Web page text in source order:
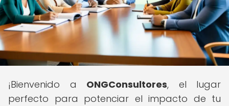
¡Bienvenido a ONGConsultores, el lugar
perfecto para potenciar el impacto de tu